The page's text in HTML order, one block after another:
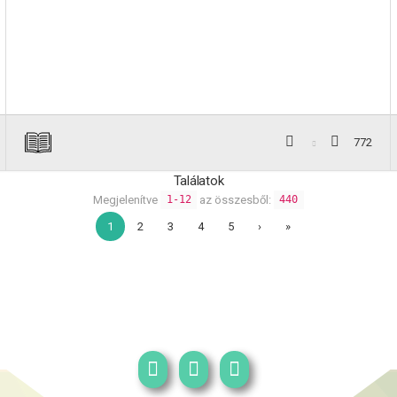
772
Találatok
Megjelenítve 1-12 az összesből: 440
1 2 3 4 5 › »